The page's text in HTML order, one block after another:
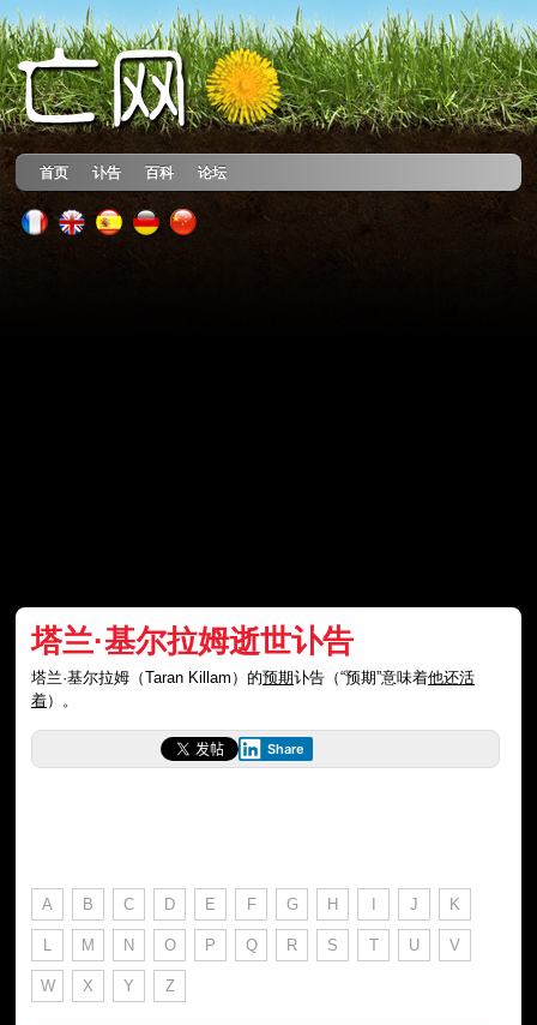
首页 讣告 百科 论坛
塔兰·基尔拉姆逝世讣告
塔兰·基尔拉姆（Taran Killam）的预期讣告（“预期”意味着他还活
着）。
Share
A B C D E F G H I J K
L M N O P Q R S T U V
W X Y Z